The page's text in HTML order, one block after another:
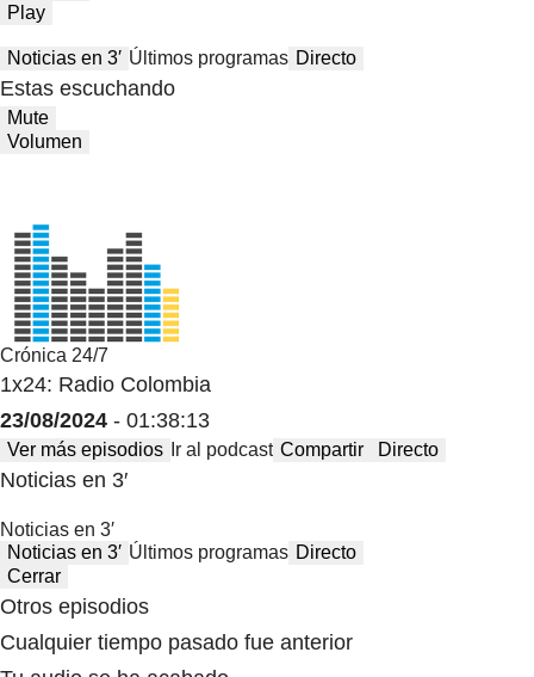
Play
Noticias en 3′ Últimos programas Directo
Estas escuchando
Mute
Volumen
Crónica 24/7
1x24: Radio Colombia
23/08/2024 - 01:38:13
Ver más episodios Ir al podcast Compartir Directo
Noticias en 3′
Noticias en 3′
Noticias en 3′ Últimos programas Directo
Cerrar
Otros episodios
Cualquier tiempo pasado fue anterior